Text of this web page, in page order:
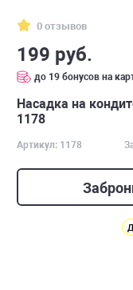
0 отзывов
199 руб.
до 19 бонусов на
Насадка на
1178
Артикул: 1178